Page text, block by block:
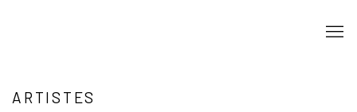
ARTISTES